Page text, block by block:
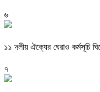
৬
‎১১ দলীয় ঐক্যের ঘেরাও কর্মসূচি
৭